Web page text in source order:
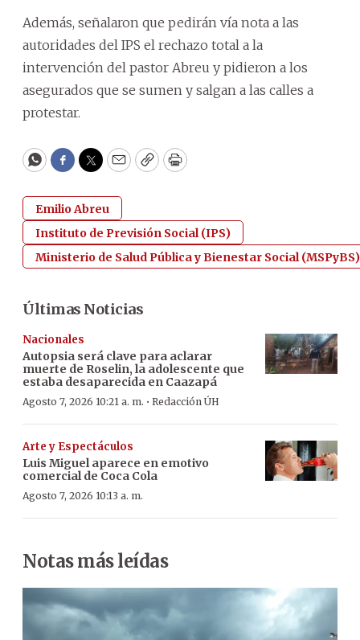
Además, señalaron que pedirán vía nota a las
autoridades del IPS el rechazo total a la
intervención del pastor Abreu y pidieron a los
asegurados que se sumen y salgan a las calles a
protestar.
WhatsApp
Facebook
Twitter
EmailCopyPrint
Emilio Abreu
Instituto de Previsión Social (IPS)
Ministerio de Salud Pública y Bienestar Social (MSPyBS)
Últimas Noticias
Nacionales
Autopsia será clave para aclarar
muerte de Roselin, la adolescente que
estaba desaparecida en Caazapá
Agosto 7, 2026 10:21 a. m. · Redacción ÚH
Arte y Espectáculos
Luis Miguel aparece en emotivo
comercial de Coca Cola
Agosto 7, 2026 10:13 a. m.
Notas más leídas